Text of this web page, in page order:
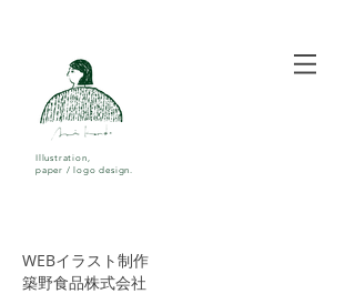
Illustration,
paper / logo design.
WEBイラスト制作
築野食品株式会社